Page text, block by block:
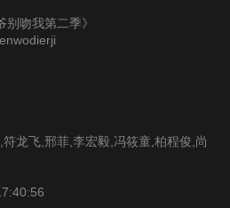
别吻我第二季》
龙飞,邢菲,李宏毅,冯筱童,柏程俊,尚